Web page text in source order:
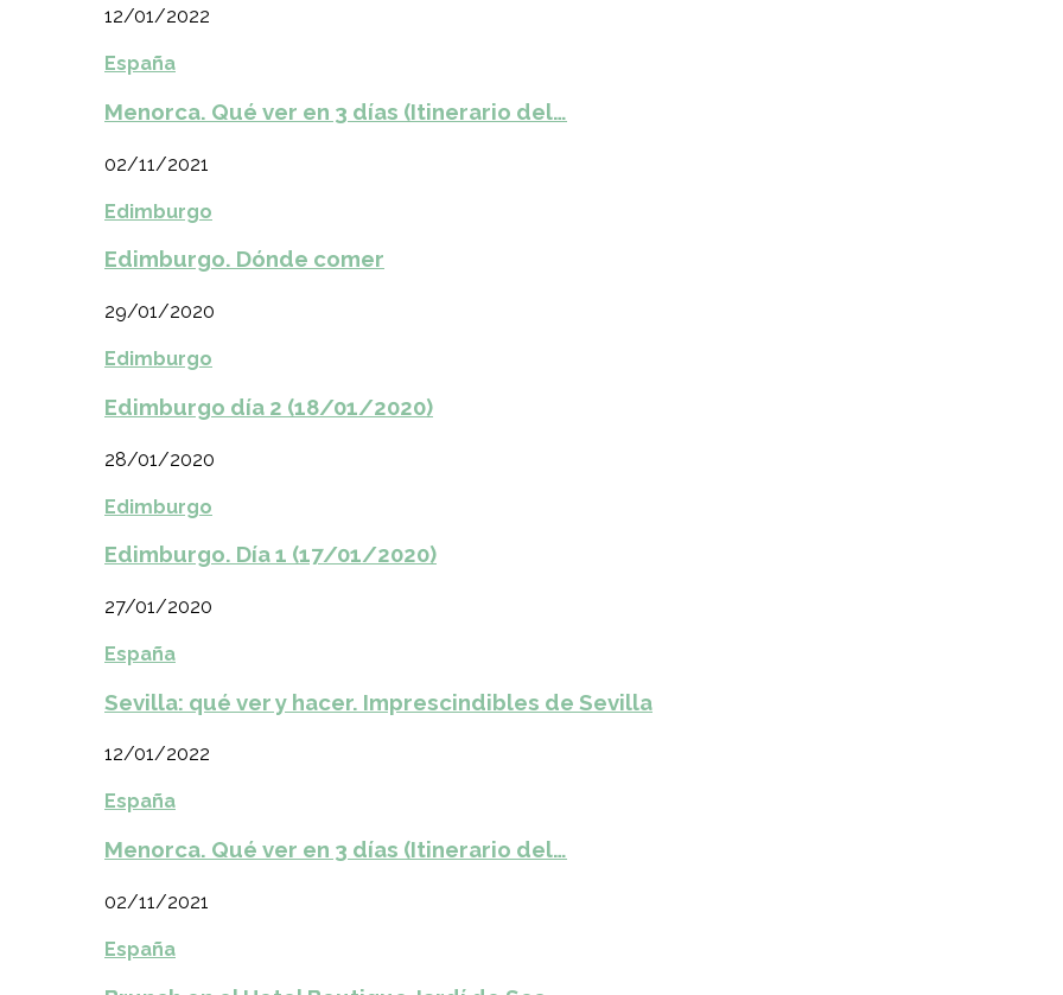
12/01/2022
España
Menorca. Qué ver en 3 días (Itinerario del…
02/11/2021
Edimburgo
Edimburgo. Dónde comer
29/01/2020
Edimburgo
Edimburgo día 2 (18/01/2020)
28/01/2020
Edimburgo
Edimburgo. Día 1 (17/01/2020)
27/01/2020
España
Sevilla: qué ver y hacer. Imprescindibles de Sevilla
12/01/2022
España
Menorca. Qué ver en 3 días (Itinerario del…
02/11/2021
España